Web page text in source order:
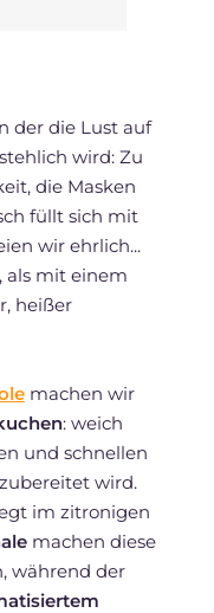
der die Lust auf
wird: Zu
die Masken
füllt sich mit
wir ehrlich...
als mit einem
heißer
machen wir
: weich
und schnellen
wird.
im zitronigen
machen diese
während der